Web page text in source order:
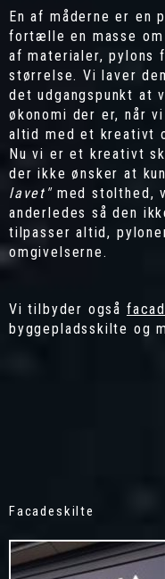
En af måderne er en
fortælle en masse
af materialer, pylons
størrelse. Vi laver
det udgangspunkt at
økonomi der er, når
altid med et kreativt
Nu vi er et kreativt
der ikke ønsker at
lavet"med stolthed,
anderledes så den
tilpasser altid,
omgivelserne.
Vi tilbyder også
byggepladsskilte og
Facadeskilte